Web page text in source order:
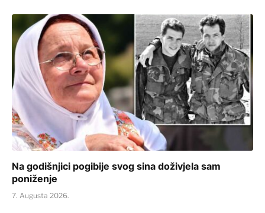
Na godišnjici pogibije svog sina doživjela sam
poniženje
7. Augusta 2026.